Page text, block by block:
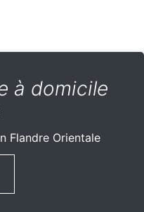
à domicile
Flandre Orientale